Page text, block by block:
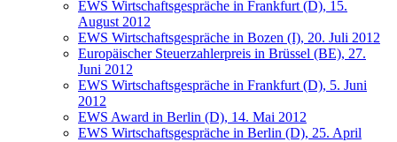
EWS Wirtschaftsgespräche in Frankfurt (D), 15.
August 2012
EWS Wirtschaftsgespräche in Bozen (I), 20. Juli 2012
Europäischer Steuerzahlerpreis in Brüssel (BE), 27.
Juni 2012
EWS Wirtschaftsgespräche in Frankfurt (D), 5. Juni
2012
EWS Award in Berlin (D), 14. Mai 2012
EWS Wirtschaftsgespräche in Berlin (D), 25. April